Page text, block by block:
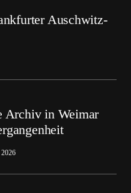
Auschwitz-
Archiv in Weimar